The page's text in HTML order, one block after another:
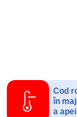
Cod
în
a